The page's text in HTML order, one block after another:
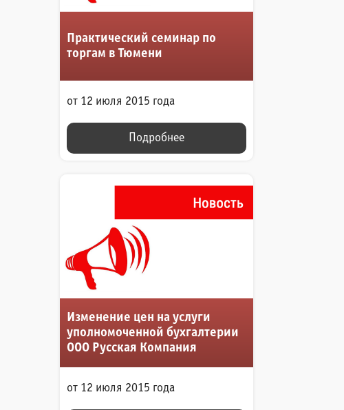
Практический семинар по
торгам в Тюмени
от 12 июля 2015 года
Подробнее
Изменение цен на услуги
уполномоченной бухгалтерии
ООО Русская Компания
от 12 июля 2015 года